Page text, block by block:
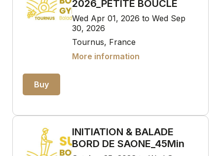
2026_PETITE BOUCLE
Wed Apr 01, 2026 to Wed Sep
30, 2026
Tournus, France
More information
Buy
INITIATION & BALADE
BORD DE SAONE_45Min